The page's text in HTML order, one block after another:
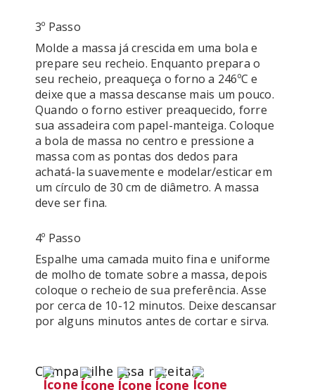
3º Passo
Molde a massa já crescida em uma bola e
prepare seu recheio. Enquanto prepara o
seu recheio, preaqueça o forno a 246ºC e
deixe que a massa descanse mais um pouco.
Quando o forno estiver preaquecido, forre
sua assadeira com papel-manteiga. Coloque
a bola de massa no centro e pressione a
massa com as pontas dos dedos para
achatá-la suavemente e modelar/esticar em
um círculo de 30 cm de diâmetro. A massa
deve ser fina.
4º Passo
Espalhe uma camada muito fina e uniforme
de molho de tomate sobre a massa, depois
coloque o recheio de sua preferência. Asse
por cerca de 10-12 minutos. Deixe descansar
por alguns minutos antes de cortar e sirva.
Compartilhe essa receita: